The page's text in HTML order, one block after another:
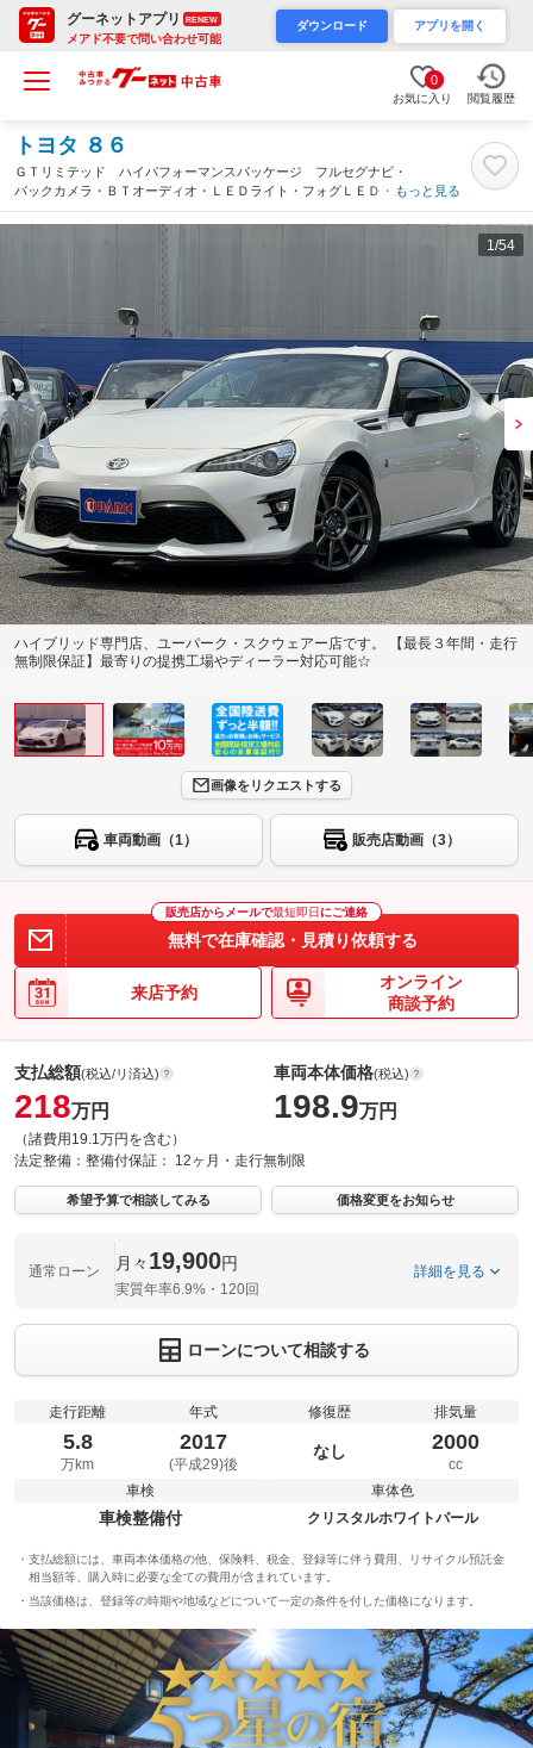
グーネットアプリ RENEW
メアド不要で問い合わせ可能
ダウンロード アプリを開く
0
お気に入り 閲覧履歴
トヨタ ８６
ＧＴリミテッド ハイパフォーマンスパッケージ フルセグナビ・
バックカメラ・ＢＴオーディオ・ＬＥＤライト・フォグＬＥＤ・タ
ンカラーミックス・グラージオスポーツデザインエアロ・柿本マフ
ラー・クルーズコントロール・ステアシフト・ハーフレザーシート
もっと見る
1 /54
ハイブリッド専門店、ユーパーク・スクウェアー店です。 【最長３年間・走行
無制限保証】最寄りの提携工場やディーラー対応可能☆
画像をリクエストする
車両動画（1） 販売店動画（3）
販売店からメールで最短即日 にご連絡
無料で在庫確認・見積り依頼する
来店予約
オンライン
商談予約
支払総額(税込/リ済込)
218万円
（諸費用19.1万円を含む）
車両本体価格(税込)
198.9万円
法定整備： 整備付保証： 12ヶ月・走行無制限
希望予算で相談してみる 価格変更をお知らせ
通常ローン 月々 19,900円
実質年率6.9%・120回
詳細を見る
ローンについて相談する
走行距離
5.8
万km
年式
2017
(平成29)後
修復歴
なし
排気量
2000
cc
車検
車検整備付
車体色
クリスタルホワイトパール
支払総額には、車両本体価格の他、保険料、税金、登録等に伴う費用、リサイクル預託金
相当額等、購入時に必要な全ての費用が含まれています。
当該価格は、登録等の時期や地域などについて一定の条件を付した価格になります。